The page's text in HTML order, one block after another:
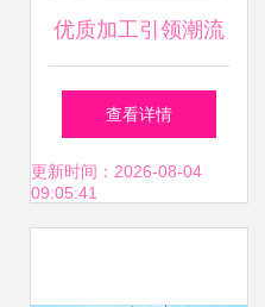
优质加工引领潮流
专业鞋子加工与定
制工厂解析
查看详情
更新时间：2026-08-04
09:05:41